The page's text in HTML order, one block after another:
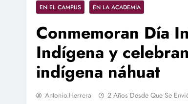
EN EL CAMPUS EN LA ACADEMIA
Conmemoran Día
Indígena y
indígena náhuat
Antonio.herrera 2 Años Desde Que Se